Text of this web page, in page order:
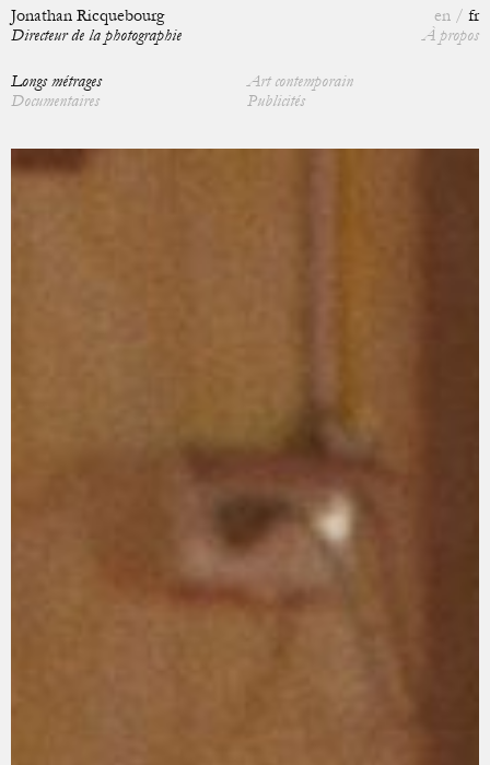
en
fr
À propos
Jonathan Ricquebourg
Directeur de la photographie
Longs métrages
Art contemporain
Documentaires
Publicités